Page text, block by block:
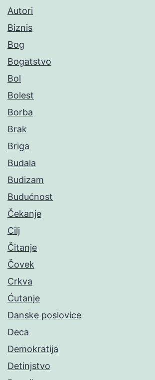
Autori
Biznis
Bog
Bogatstvo
Bol
Bolest
Borba
Brak
Briga
Budala
Budizam
Budućnost
Čekanje
Cilj
Čitanje
Čovek
Crkva
Ćutanje
Danske poslovice
Deca
Demokratija
Detinjstvo